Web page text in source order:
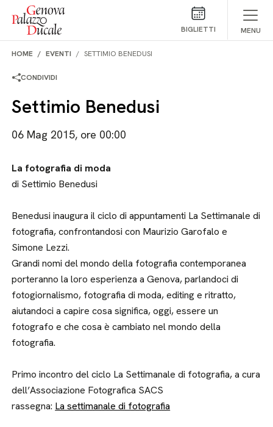
Salta al contenuto
BIGLIETTI MENU
HOME EVENTI SETTIMIO BENEDUSI
CONDIVIDI
Settimio Benedusi
06 Mag 2015, ore 00:00
La fotografia di moda
di Settimio Benedusi
Benedusi inaugura il ciclo di appuntamenti La Settimanale di
fotografia, confrontandosi con Maurizio Garofalo e
Simone Lezzi.
Grandi nomi del mondo della fotografia contemporanea
porteranno la loro esperienza a Genova, parlandoci di
fotogiornalismo, fotografia di moda, editing e ritratto,
aiutandoci a capire cosa significa, oggi, essere un
fotografo e che cosa è cambiato nel mondo della
fotografia.
Primo incontro del ciclo La Settimanale di fotografia, a cura
dell’Associazione Fotografica SACS
rassegna: La settimanale di fotografia